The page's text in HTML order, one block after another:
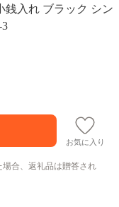
銭入れ ブラック シン
お気に入り
合、返礼品は贈答され